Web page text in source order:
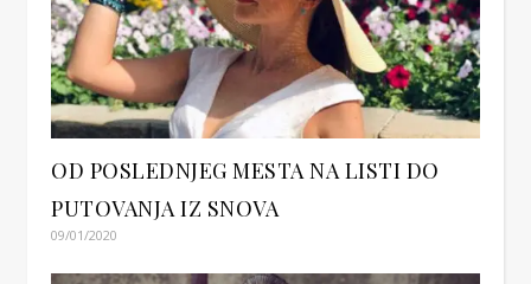
OD POSLEDNJEG MESTA NA LISTI DO
PUTOVANJA IZ SNOVA
09/01/2020